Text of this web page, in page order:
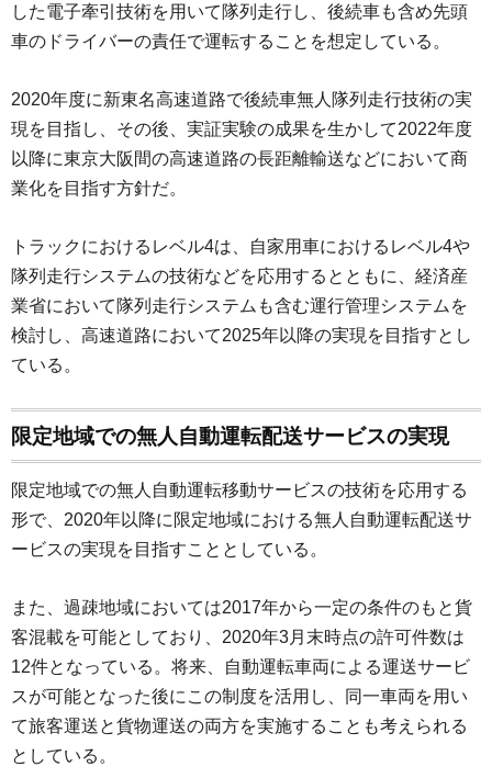
した電子牽引技術を用いて隊列走行し、後続車も含め先頭
車のドライバーの責任で運転することを想定している。
2020年度に新東名高速道路で後続車無人隊列走行技術の実
現を目指し、その後、実証実験の成果を生かして2022年度
以降に東京大阪間の高速道路の長距離輸送などにおいて商
業化を目指す方針だ。
トラックにおけるレベル4は、自家用車におけるレベル4や
隊列走行システムの技術などを応用するとともに、経済産
業省において隊列走行システムも含む運行管理システムを
検討し、高速道路において2025年以降の実現を目指すとし
ている。
限定地域での無人自動運転配送サービスの実現
限定地域での無人自動運転移動サービスの技術を応用する
形で、2020年以降に限定地域における無人自動運転配送サ
ービスの実現を目指すこととしている。
また、過疎地域においては2017年から一定の条件のもと貨
客混載を可能としており、2020年3月末時点の許可件数は
12件となっている。将来、自動運転車両による運送サービ
スが可能となった後にこの制度を活用し、同一車両を用い
て旅客運送と貨物運送の両方を実施することも考えられる
としている。